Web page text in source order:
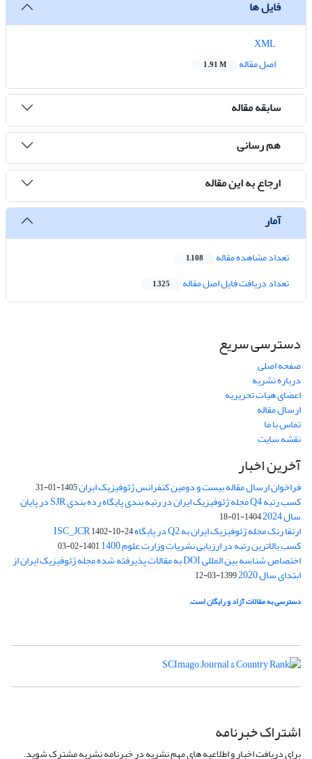
فایل ها
اصل مقاله
1.91 M
سابقه مقاله
هم رسانی
ارجاع به این مقاله
آمار
تعداد مشاهده مقاله 1,108
تعداد دریافت فایل اصل مقاله 1,325
دسترسی سریع
صفحه اصلی
درباره نشریه
اعضای هیات تحریریه
ارسال مقاله
تماس با ما
نقشه سایت
آخرین اخبار
فراخوان ارسال مقاله بیست و دومین کنفرانس ژئوفیزیک ایران1405-01-31
کسب رتبه Q4 مجله ژئوفیزیک ایران در رتبه بندی پایگاه رده بندی SJR در پایان
سال 2024 1404-01-18
ارتقا رنک مجله ژئوفیزیک ایران به Q2 در پایگاه ISC_JCR 1402-10-24
کسب بالاترین رتبه در ارزیابی نشریات وزارت علوم 1400 1401-02-03
اختصاص شناسه بین المللی DOI به مقالات پذیرفته شده مجله ژئوفیزیک ایران از
ابتدای سال 2020 1399-03-12
دسترسی به مقالات آزاد و رایگان است.
اشتراک خبرنامه
برای دریافت اخبار و اطلاعیه های مهم نشریه در خبرنامه نشریه مشترک شوید.